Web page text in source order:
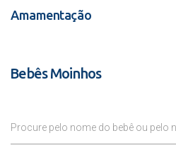
Amamentação
Bebês Moinhos
Procure pelo nome do bebê ou pelo